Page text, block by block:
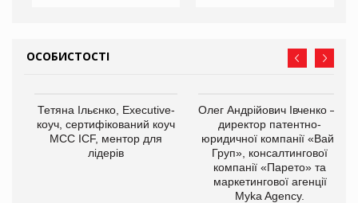
ОСОБИСТОСТІ
Тетяна Ільєнко, Executive-
коуч, сертифікований коуч
МСС ICF, ментор для
лідерів
Олег Андрійович Івченко —
директор патентно-
юридичної компанії «Вайз
Груп», консалтингової
компанії «Парето» та
маркетингової агенції
Myka Agency.